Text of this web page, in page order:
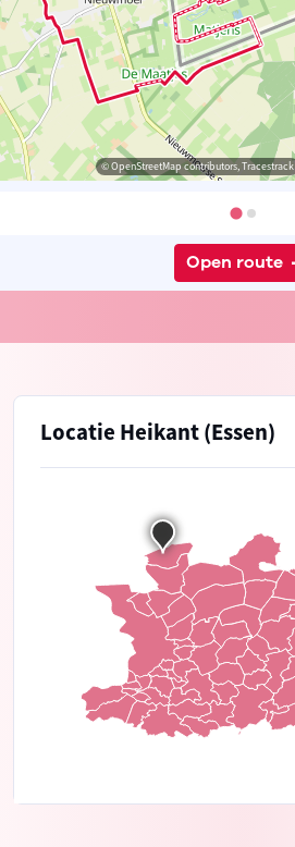
© OpenStreetMap contributors, Tracestrack
Open route
Locatie Heikant (Essen)